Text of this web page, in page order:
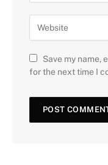
Save my name,
for the next time I